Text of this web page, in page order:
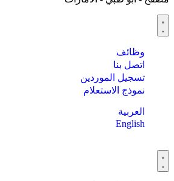
وظائف
اتصل بنا
تسجيل الموردين
نموذج الاستعلام
العربية
English